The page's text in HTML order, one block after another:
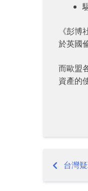
《彭
於英國
而歐盟
資產的
台灣